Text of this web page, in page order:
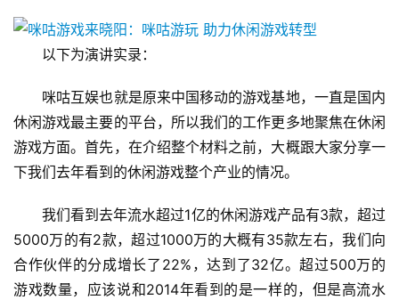
以下为演讲实录：
咪咕互娱也就是原来中国移动的游戏基地，一直是国内
休闲游戏最主要的平台，所以我们的工作更多地聚焦在休闲
游戏方面。首先，在介绍整个材料之前，大概跟大家分享一
下我们去年看到的休闲游戏整个产业的情况。
我们看到去年流水超过1亿的休闲游戏产品有3款，超过
5000万的有2款，超过1000万的大概有35款左右，我们向
合作伙伴的分成增长了22%，达到了32亿。超过500万的
游戏数量，应该说和2014年看到的是一样的，但是高流水